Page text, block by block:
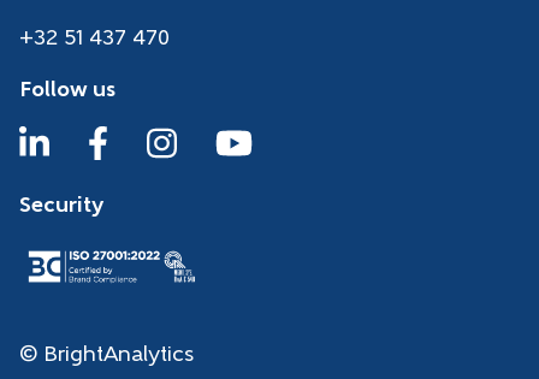
+32 51 437 470
Follow us
Security
© BrightAnalytics